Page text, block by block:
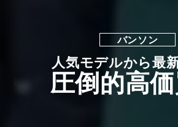
バンソン
人気モデルから最
圧倒的高